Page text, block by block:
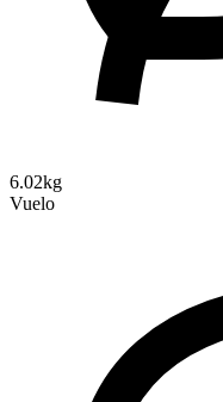
6.02kg
Vuelo